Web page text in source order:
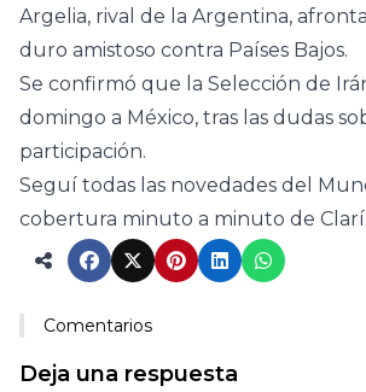
Argelia, rival de la Argentina,
duro amistoso contra Países Bajos.
Se confirmó que la Selección de
domingo a México, tras las dudas
participación.
Seguí todas las novedades del
cobertura minuto a minuto de
Comentarios
Deja una respuesta